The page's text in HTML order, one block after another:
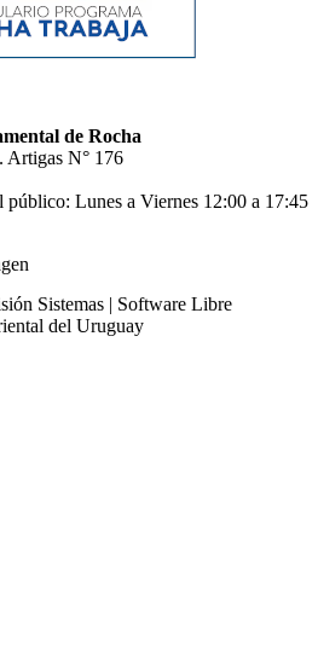
de Rocha
Artigas N° 176
público: Lunes a Viernes 12:00 a 17:45
Sistemas | Software Libre
del Uruguay